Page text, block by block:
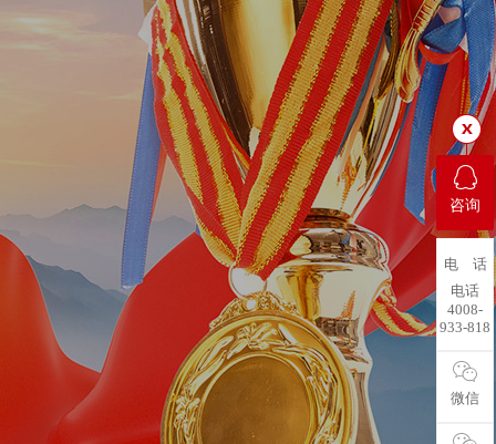
咨询
电 话
电话
4008-
933-818
微信